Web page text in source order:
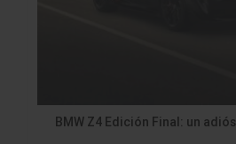
BMW Z4 Edición Final: un